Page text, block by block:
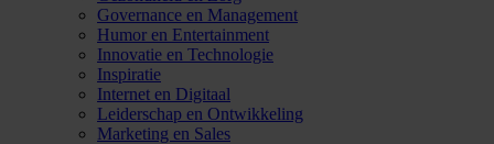
Governance en Management
Humor en Entertainment
Innovatie en Technologie
Inspiratie
Internet en Digitaal
Leiderschap en Ontwikkeling
Marketing en Sales